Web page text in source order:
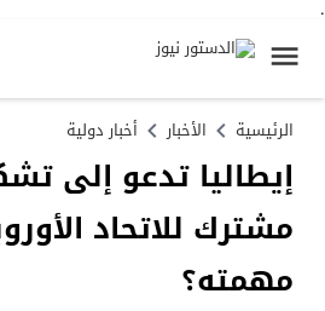
.
الرئيسية الأخبار أخبار دولية
إيطاليا تدعو إلى
مشترك للاتحاد
مهمته؟